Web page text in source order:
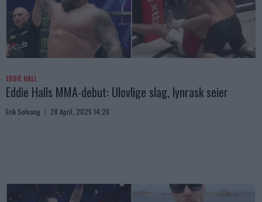
EDDIE HALL
Eddie Halls MMA-debut: Ulovlige slag, lynrask seier
Erik Solvang 28 April, 2025 14:26